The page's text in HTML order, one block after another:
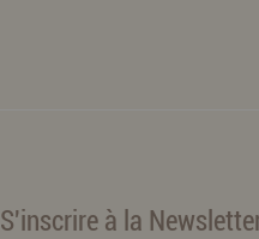
S'inscrire à la